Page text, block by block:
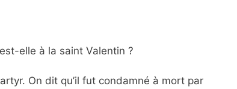
elle à la saint Valentin ?
On dit qu’il fut condamné à mort par